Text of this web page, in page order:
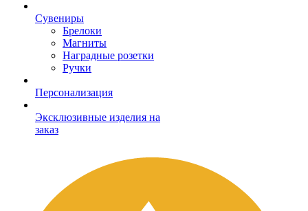
Сувениры
Брелоки
Магниты
Наградные розетки
Ручки
Персонализация
Эксклюзивные изделия на
заказ